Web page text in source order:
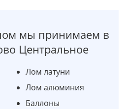
мы принимаем в
Центральное
Лом латуни
Лом алюминия
Баллоны